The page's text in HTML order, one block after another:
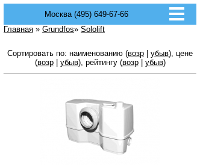
Москва (495) 649-67-66
Главная » Grundfos» Sololift
Сортировать по: наименованию (возр убыв), цене
(возр| убыв), рейтингу (возр| убыв)